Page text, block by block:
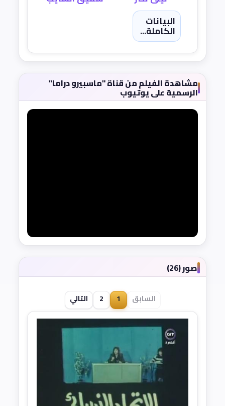
البيانات
الكاملة...
مشاهدة الفيلم من قناة "ماسبيرو دراما"
الرسمية على يوتيوب
صور (26)
السابق 1
2 التالي